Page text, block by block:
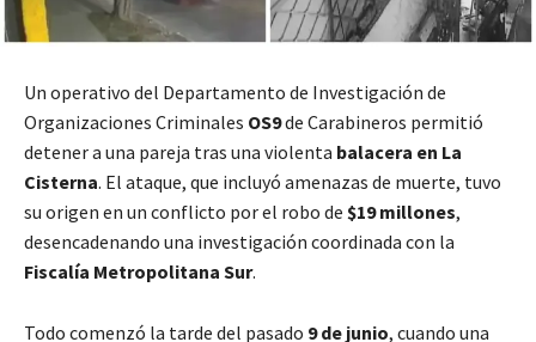
Un operativo del Departamento de Investigación de
Organizaciones Criminales OS9de Carabineros permitió
detener a una pareja tras una violenta balacera en La
Cisterna. El ataque, que incluyó amenazas de muerte, tuvo
su origen en un conflicto por el robo de $19 millones,
desencadenando una investigación coordinada con la
Fiscalía Metropolitana Sur.
Todo comenzó la tarde del pasado 9 de junio, cuando una